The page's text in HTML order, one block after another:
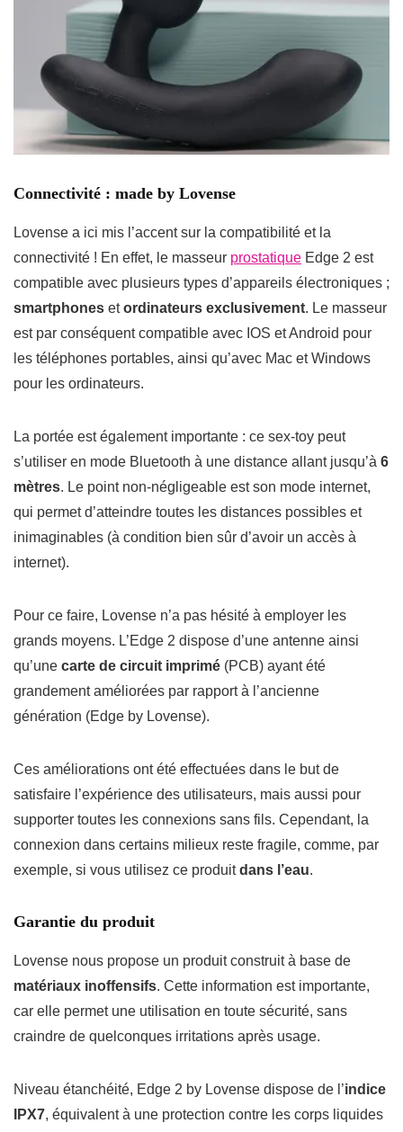
Connectivité : made by Lovense
Lovense a ici mis l’accent sur la compatibilité et la
connectivité ! En effet, le masseur prostatique Edge 2 est
compatible avec plusieurs types d’appareils électroniques ;
smartphones etordinateurs exclusivement. Le masseur
est par conséquent compatible avec IOS et Android pour
les téléphones portables, ainsi qu’avec Mac et Windows
pour les ordinateurs.
La portée est également importante : ce sex-toy peut
s’utiliser en mode Bluetooth à une distance allant jusqu’à 6
mètres. Le point non-négligeable est son mode internet,
qui permet d’atteindre toutes les distances possibles et
inimaginables (à condition bien sûr d’avoir un accès à
internet).
Pour ce faire, Lovense n’a pas hésité à employer les
grands moyens. L’Edge 2 dispose d’une antenne ainsi
qu’une carte de circuit imprimé (PCB) ayant été
grandement améliorées par rapport à l’ancienne
génération (Edge by Lovense).
Ces améliorations ont été effectuées dans le but de
satisfaire l’expérience des utilisateurs, mais aussi pour
supporter toutes les connexions sans fils. Cependant, la
connexion dans certains milieux reste fragile, comme, par
exemple, si vous utilisez ce produitdans l’eau.
Garantie du produit
Lovense nous propose un produit construit à base de
matériaux inoffensifs. Cette information est importante,
car elle permet une utilisation en toute sécurité, sans
craindre de quelconques irritations après usage.
Niveau étanchéité, Edge 2 by Lovense dispose de l’indice
IPX7, équivalent à une protection contre les corps liquides